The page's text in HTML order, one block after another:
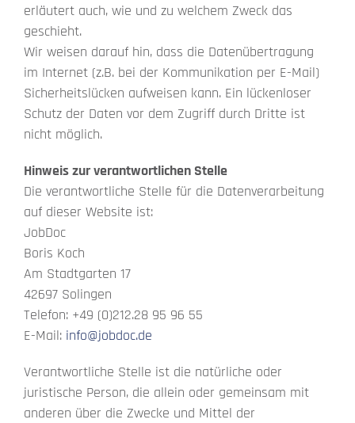
erläutert auch, wie und zu welchem Zweck das
geschieht.
Wir weisen darauf hin, dass die Datenübertragung
im Internet (z.B. bei der Kommunikation per E-Mail)
Sicherheitslücken aufweisen kann. Ein lückenloser
Schutz der Daten vor dem Zugriff durch Dritte ist
nicht möglich.
Hinweis zur verantwortlichen Stelle
Die verantwortliche Stelle für die Datenverarbeitung
auf dieser Website ist:
JobDoc
Boris Koch
Am Stadtgarten 17
42697 Solingen
Telefon: +49 (0)212.28 95 96 55
E-Mail: info@jobdoc.de
Verantwortliche Stelle ist die natürliche oder
juristische Person, die allein oder gemeinsam mit
anderen über die Zwecke und Mittel der